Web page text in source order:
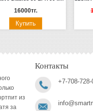
16000тг.
из
за
Контакты
+7-708-728-